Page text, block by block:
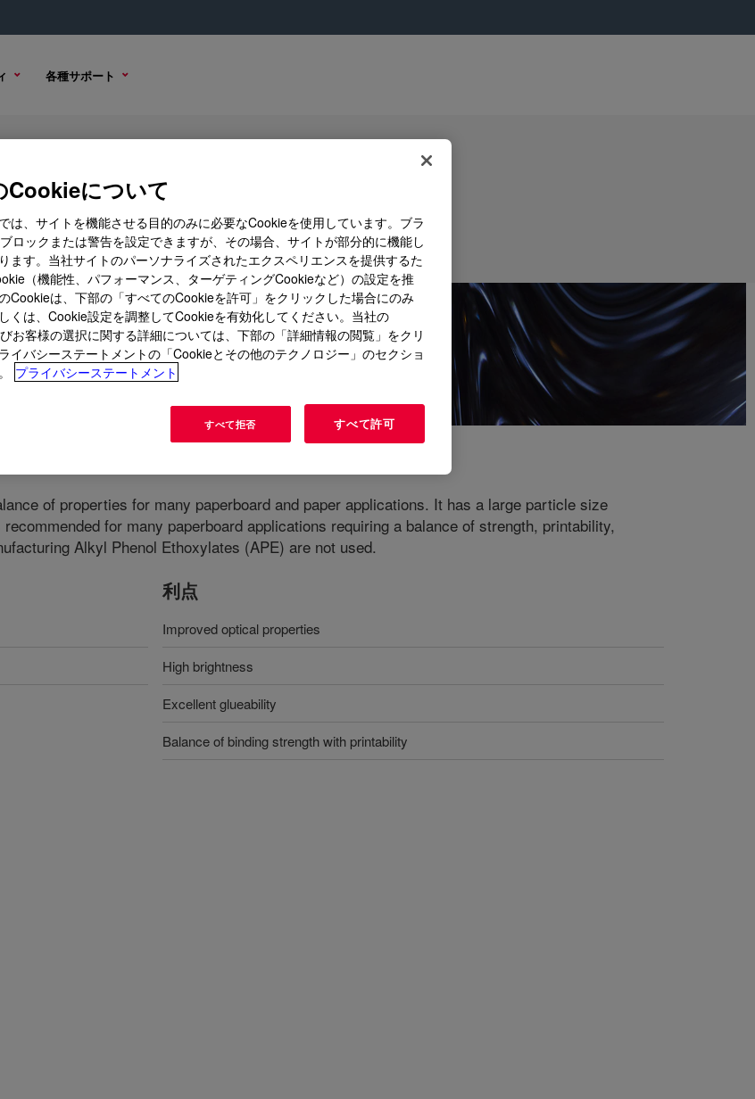
各種サポート
ション
of properties for many paperboard and paper applications. It has a large particle size
for many paperboard applications requiring a balance of strength, printability,
Alkyl Phenol Ethoxylates (APE) are not used.
利点
Improved optical properties
High brightness
Excellent glueability
Balance of binding strength with printability
Cookieについて
は、サイトを機能させる目的のみに必要なCookieを使用しています。ブラ
ロックまたは警告を設定できますが、その場合、サイトが部分的に機能し
ます。当社サイトのパーソナライズされたエクスペリエンスを提供するた
（機能性、パフォーマンス、ターゲティングCookieなど）の設定を推
Cookieは、下部の「すべてのCookieを許可」をクリックした場合にのみ
くは、Cookie設定を調整してCookieを有効化してください。当社の
お客様の選択に関する詳細については、下部の「詳細情報の閲覧」をクリ
イバシーステートメントの「Cookieとその他のテクノロジー」のセクショ
プライバシーステートメント
すべて拒否 すべて許可